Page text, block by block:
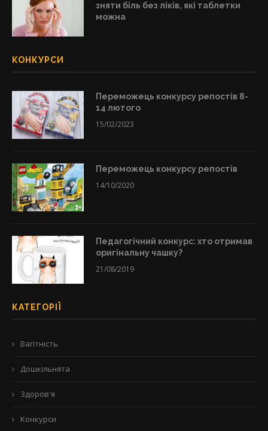
зняти біль без ліків, які таблетки
можна
КОНКУРСИ
Переможець конкурсу репостів 8-
14 лютого
15/02/2023
Переможець конкурсу репостів
14/10/2020
Педагогічний конкурс: хто отримав
оригінальну чашку?
21/08/2019
КАТЕГОРІЇ
Вагітність
Дошкільнята
Здоров'я
Конкурси